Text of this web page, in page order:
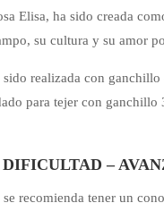
Elisa, ha sido creada
su cultura y su amor
sido realizada con
para tejer con ganchillo
–
se recomienda tener un